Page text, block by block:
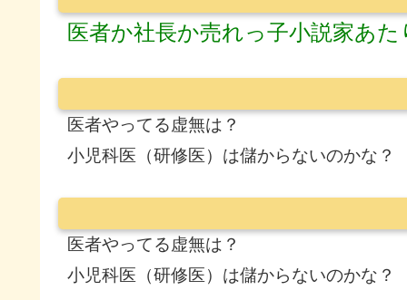
医者か社長か売れっ子小説家あた
医者やってる虚無は？
小児科医（研修医）は儲からないのかな？
医者やってる虚無は？
小児科医（研修医）は儲からないのかな？